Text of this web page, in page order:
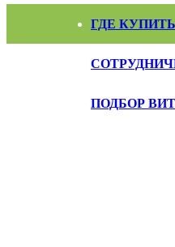
ГДЕ КУПИТЬ
ПОДБОР